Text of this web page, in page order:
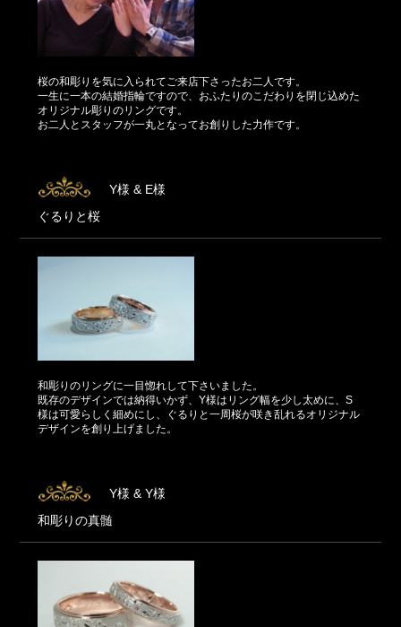
桜の和彫りを気に入られてご来店下さったお二人です。
一生に一本の結婚指輪ですので、おふたりのこだわりを閉じ込めた
オリジナル彫りのリングです。
お二人とスタッフが一丸となってお創りした力作です。
Y様 & E様
ぐるりと桜
和彫りのリングに一目惚れして下さいました。
既存のデザインでは納得いかず、Y様はリング幅を少し太めに、S
様は可愛らしく細めにし、ぐるりと一周桜が咲き乱れるオリジナル
デザインを創り上げました。
Y様 & Y様
和彫りの真髄